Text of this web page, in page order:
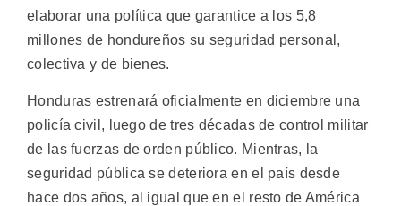
elaborar una política que garantice a los 5,8
millones de hondureños su seguridad personal,
colectiva y de bienes.
Honduras estrenará oficialmente en diciembre una
policía civil, luego de tres décadas de control militar
de las fuerzas de orden público. Mientras, la
seguridad pública se deteriora en el país desde
hace dos años, al igual que en el resto de América